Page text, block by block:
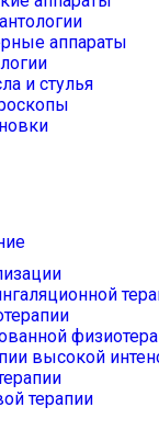
аппараты
и стулья
высокой
терапии